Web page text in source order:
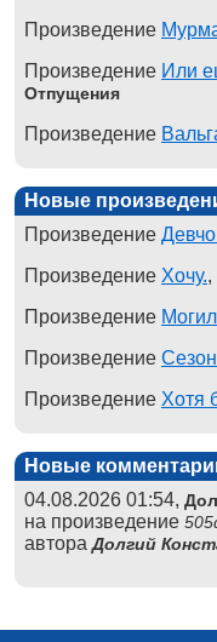
Произведение
Произведение Или
Отпущения
Произведение
Новые
Произведение
Произведение Хочу.,
Произведение
Произведение
Произведение Хотя
Новые
04.08.2026 01:54,
на произведение
автораДолгий